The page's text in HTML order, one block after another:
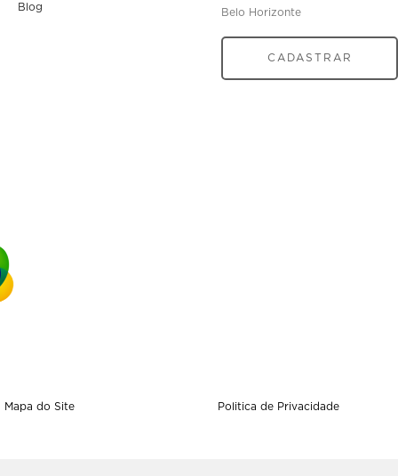
Blog
Belo Horizonte
CADASTRAR
Mapa do Site Politica de Privacidade